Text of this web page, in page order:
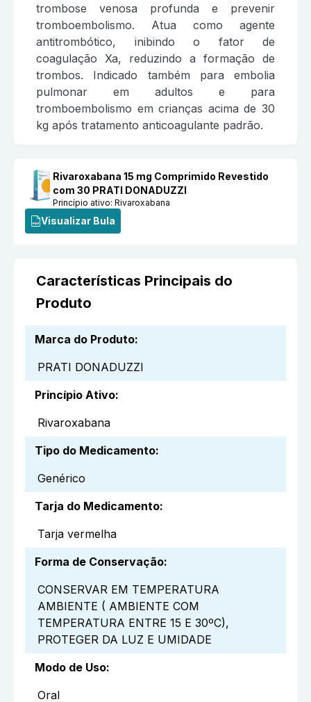
trombose venosa profunda e prevenir
tromboembolismo. Atua como agente
antitrombótico, inibindo o fator de
coagulação Xa, reduzindo a formação de
trombos. Indicado também para embolia
pulmonar em adultos e para
tromboembolismo em crianças acima de 30
kg após tratamento anticoagulante padrão.
Rivaroxabana 15 mg Comprimido Revestido
com 30 PRATI DONADUZZI
Princípio ativo:Rivaroxabana
Visualizar Bula
Características Principais do
Produto
Marca do Produto:
PRATI DONADUZZI
Princípio Ativo:
Rivaroxabana
Tipo do Medicamento:
Genérico
Tarja do Medicamento:
Tarja vermelha
Forma de Conservação:
CONSERVAR EM TEMPERATURA
AMBIENTE ( AMBIENTE COM
TEMPERATURA ENTRE 15 E 30ºC),
PROTEGER DA LUZ E UMIDADE
Modo de Uso:
Oral